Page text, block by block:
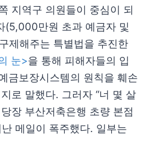
지역구 의원들이 중심이 되
(5,000만원 초과 예금자 및
제해주는 특별법을 추진한
눈>을 통해 피해자들의 입
금보장시스템의 원칙을 훼손
로 말했다. 그러자 “너 몇 살
장 부산저축은행 초량 본점
메일이 폭주했다. 일부는